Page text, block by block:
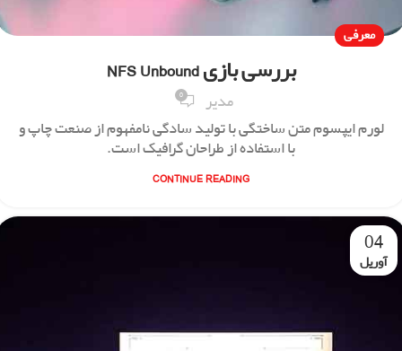
معرفی
بررسی بازی NFS Unbound
مدیر 0
لورم ایپسوم متن ساختگی با تولید سادگی نامفهوم از صنعت چاپ و
با استفاده از طراحان گرافیک است.
CONTINUE READING
04
آوریل